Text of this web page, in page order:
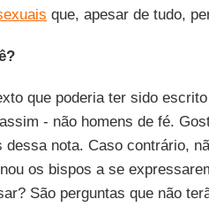
que, apesar de tudo,
que poderia ter sido
- não homens de fé.
dessa nota. Caso contrário,
os bispos a se
São perguntas que não